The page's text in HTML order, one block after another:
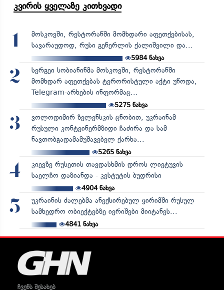
კვირის ყველაზე კითხვადი
1
მოსკოვში, რესტორანში მომხდარი აფეთქებისას,
სავარაუდოდ, რუსი გენერლის ქალიშვილი და...
5984ნახვა
2
სერგეი სობიანინმა მოსკოვში, რესტორანში
მომხდარ აფეთქებას ტერორისტული აქტი უწოდა,
Telegram-არხების ინფორმაც...
5275ნახვა
3
ვოლოდიმირ ზელენსკის ცნობით, უკრაინამ
რუსული კონტეინერმზიდი ჩაძირა და სამ
ნავთობგადამამუშავებელ ქარხა...
5265ნახვა
4
კიევზე რუსეთის თავდასხმის დროს ლიეტუვის
საელჩო დაზიანდა - კესტუტის ბუდრისი
4904ნახვა
5
უკრაინის ძალებმა ანექსირებულ ყირიმში რუსულ
სამხედრო ობიექტებზე იერიშები მიიტანეს...
4841ნახვა
ჩვენს შესახებ